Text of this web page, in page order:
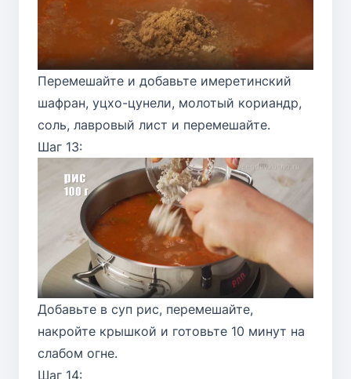
Перемешайте и добавьте имеретинский
шафран, уцхо-цунели, молотый кориандр,
соль, лавровый лист и перемешайте.
Шаг 13:
Добавьте в суп рис, перемешайте,
накройте крышкой и готовьте 10 минут на
слабом огне.
Шаг 14: